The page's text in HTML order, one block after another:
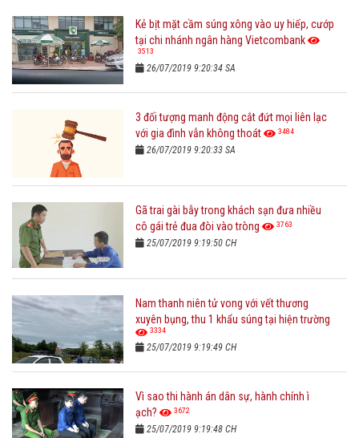
Kẻ bịt mặt cầm súng xông vào uy hiếp, cướp
tại chi nhánh ngân hàng Vietcombank
3513
26/07/2019 9:20:34 SA
3 đối tượng manh động cắt đứt mọi liên lạc
với gia đình vẫn không thoát
3484
26/07/2019 9:20:33 SA
Gã trai gài bẫy trong khách sạn đưa nhiều
cô gái trẻ đua đòi vào tròng
3763
25/07/2019 9:19:50 CH
Nam thanh niên tử vong với vết thương
xuyên bụng, thu 1 khẩu súng tại hiện trường
3334
25/07/2019 9:19:49 CH
Vì sao thi hành án dân sự, hành chính ì
ạch?
3672
25/07/2019 9:19:48 CH